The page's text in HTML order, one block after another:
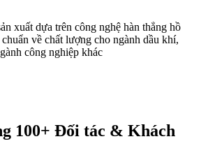
xuất dựa trên công nghệ hàn thẳng hồ
về chất lượng cho ngành dầu khí,
công nghiệp khác
100+ Đối tác & Khách